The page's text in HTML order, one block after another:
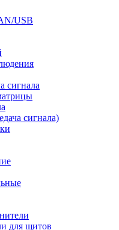
USB
сигнала
сигнала)
для щитов